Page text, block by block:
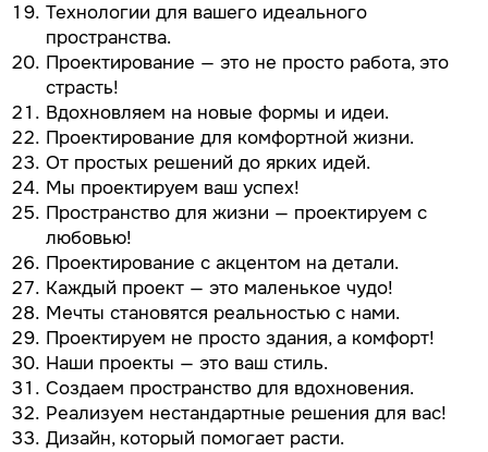
Технологии для вашего идеального
пространства.
Проектирование — это не просто работа, это
страсть!
Вдохновляем на новые формы и идеи.
Проектирование для комфортной жизни.
От простых решений до ярких идей.
Мы проектируем ваш успех!
Пространство для жизни — проектируем с
любовью!
Проектирование с акцентом на детали.
Каждый проект — это маленькое чудо!
Мечты становятся реальностью с нами.
Проектируем не просто здания, а комфорт!
Наши проекты — это ваш стиль.
Создаем пространство для вдохновения.
Реализуем нестандартные решения для вас!
Дизайн, который помогает расти.